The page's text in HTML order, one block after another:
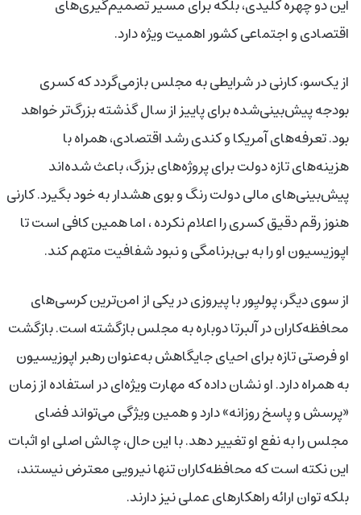
این دو چهره کلیدی، بلکه برای مسیر تصمیم‌گیری‌های
اقتصادی و اجتماعی کشور اهمیت ویژه دارد.
از یک‌سو، کارنی در شرایطی به مجلس بازمی‌گردد که کسری
بودجه پیش‌بینی‌شده برای پاییز از سال گذشته بزرگ‌تر خواهد
بود. تعرفه‌های آمریکا و کندی رشد اقتصادی، همراه با
هزینه‌های تازه دولت برای پروژه‌های بزرگ، باعث شده‌اند
پیش‌بینی‌های مالی دولت رنگ و بوی هشدار به خود بگیرد. کارنی
هنوز رقم دقیق کسری را اعلام نکرده ، اما همین کافی است تا
اپوزیسیون او را به بی‌برنامگی و نبود شفافیت متهم کند.
از سوی دیگر، پولیِور با پیروزی در یکی از امن‌ترین کرسی‌های
محافظه‌کاران در آلبرتا دوباره به مجلس بازگشته است. بازگشت
او فرصتی تازه برای احیای جایگاهش به‌عنوان رهبر اپوزیسیون
به همراه دارد. او نشان داده که مهارت ویژه‌ای در استفاده از زمان
«پرسش و پاسخ روزانه» دارد و همین ویژگی می‌تواند فضای
مجلس را به نفع او تغییر دهد. با این حال، چالش اصلی او اثبات
این نکته است که محافظه‌کاران تنها نیرویی معترض نیستند،
بلکه توان ارائه راهکارهای عملی نیز دارند.